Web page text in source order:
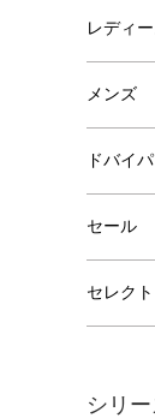
レディ
メンズ
ドバイ
セール
セレクト
シリ